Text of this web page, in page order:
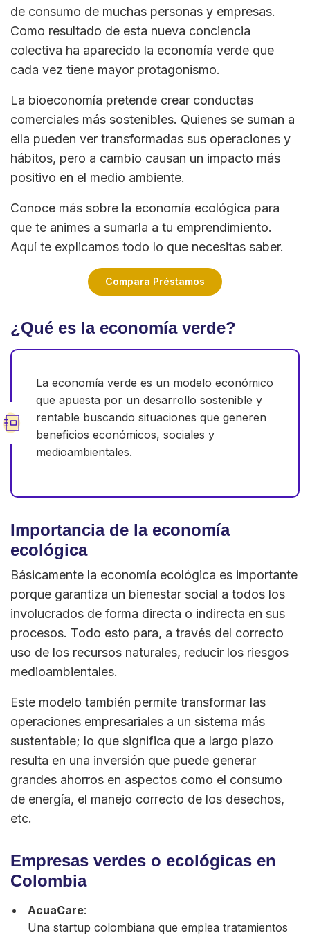
de consumo de muchas personas y empresas.
Como resultado de esta nueva conciencia
colectiva ha aparecido la economía verde que
cada vez tiene mayor protagonismo.
La bioeconomía pretende crear conductas
comerciales más sostenibles. Quienes se suman a
ella pueden ver transformadas sus operaciones y
hábitos, pero a cambio causan un impacto más
positivo en el medio ambiente.
Conoce más sobre la economía ecológica para
que te animes a sumarla a tu emprendimiento.
Aquí te explicamos todo lo que necesitas saber.
Compara Préstamos
¿Qué es la economía verde?
La economía verde es un modelo económico
que apuesta por un desarrollo sostenible y
rentable buscando situaciones que generen
beneficios económicos, sociales y
medioambientales.
Importancia de la economía
ecológica
Básicamente la economía ecológica es importante
porque garantiza un bienestar social a todos los
involucrados de forma directa o indirecta en sus
procesos. Todo esto para, a través del correcto
uso de los recursos naturales, reducir los riesgos
medioambientales.
Este modelo también permite transformar las
operaciones empresariales a un sistema más
sustentable; lo que significa que a largo plazo
resulta en una inversión que puede generar
grandes ahorros en aspectos como el consumo
de energía, el manejo correcto de los desechos,
etc.
Empresas verdes o ecológicas en
Colombia
AcuaCare:
Una startup colombiana que emplea tratamientos